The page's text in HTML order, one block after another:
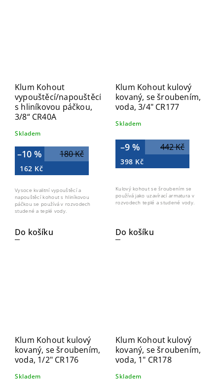
Klum Kohout
vypouštěcí/napouštěcí,
s hliníkovou páčkou,
3/8“ CR40A
Skladem
180 Kč
–10 %
162 Kč
Do košíku
Vysoce kvalitní vypouštěcí a
napouštěcí kohout s hliníkovou
páčkou se používá v rozvodech
studené a teplé vody.
Klum Kohout kulový
kovaný, se šroubením,
voda, 3/4" CR177
Skladem
442 Kč
–9 %
398 Kč
Do košíku
Kulový kohout se šroubením se
používá jako uzavírací armatura v
rozvodech teplé a studené vody.
Klum Kohout kulový
kovaný, se šroubením,
voda, 1/2" CR176
Skladem
Klum Kohout kulový
kovaný, se šroubením,
voda, 1" CR178
Skladem